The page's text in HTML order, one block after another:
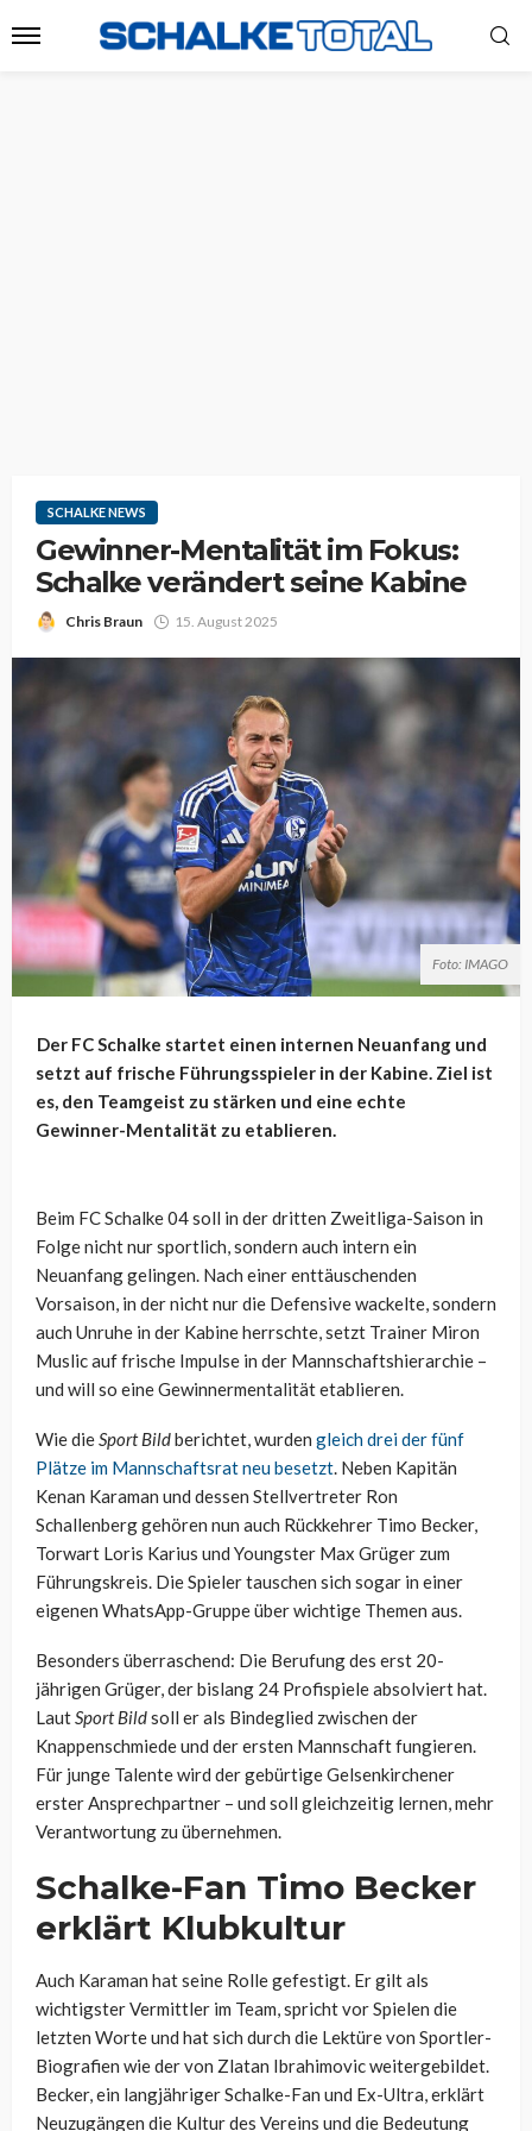
SCHALKE NEWS
Gewinner-Mentalität im Fokus:
Schalke verändert seine Kabine
Chris Braun 15. August 2025
Foto: IMAGO
Der FC Schalke startet einen internen Neuanfang und
setzt auf frische Führungsspieler in der Kabine. Ziel ist
es, den Teamgeist zu stärken und eine echte
Gewinner-Mentalität zu etablieren.
Beim FC Schalke 04 soll in der dritten Zweitliga-Saison in
Folge nicht nur sportlich, sondern auch intern ein
Neuanfang gelingen. Nach einer enttäuschenden
Vorsaison, in der nicht nur die Defensive wackelte, sondern
auch Unruhe in der Kabine herrschte, setzt Trainer Miron
Muslic auf frische Impulse in der Mannschaftshierarchie –
und will so eine Gewinnermentalität etablieren.
Wie dieSport Bildberichtet, wurden gleich drei der fünf
Plätze im Mannschaftsrat neu besetzt. Neben Kapitän
Kenan Karaman und dessen Stellvertreter Ron
Schallenberg gehören nun auch Rückkehrer Timo Becker,
Torwart Loris Karius und Youngster Max Grüger zum
Führungskreis. Die Spieler tauschen sich sogar in einer
eigenen WhatsApp-Gruppe über wichtige Themen aus.
Besonders überraschend: Die Berufung des erst 20-
jährigen Grüger, der bislang 24 Profispiele absolviert hat.
LautSport Bildsoll er als Bindeglied zwischen der
Knappenschmiede und der ersten Mannschaft fungieren.
Für junge Talente wird der gebürtige Gelsenkirchener
erster Ansprechpartner – und soll gleichzeitig lernen, mehr
Verantwortung zu übernehmen.
Schalke-Fan Timo Becker
erklärt Klubkultur
Auch Karaman hat seine Rolle gefestigt. Er gilt als
wichtigster Vermittler im Team, spricht vor Spielen die
letzten Worte und hat sich durch die Lektüre von Sportler-
Biografien wie der von Zlatan Ibrahimovic weitergebildet.
Becker, ein langjähriger Schalke-Fan und Ex-Ultra, erklärt
Neuzugängen die Kultur des Vereins und die Bedeutung